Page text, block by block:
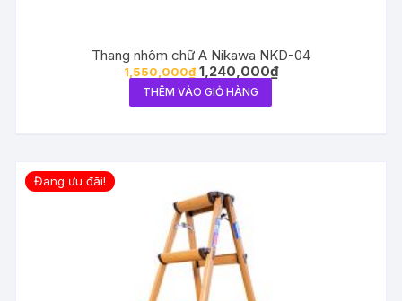
Thang nhôm chữ A Nikawa NKD-04
1,550,000₫ 1,240,000₫
THÊM VÀO GIỎ HÀNG
Đang ưu đãi!